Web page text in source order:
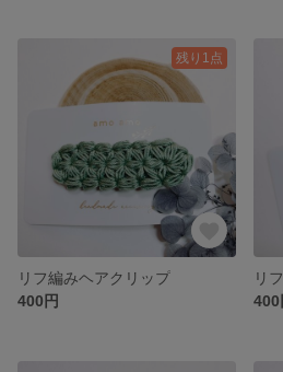
残り1点
リフ編みヘアクリップ
400円
リ
400